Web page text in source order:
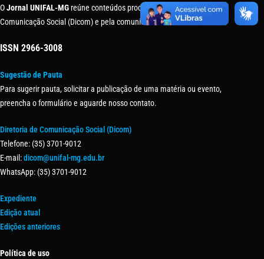
OJornal UNIFAL-MG reúne conteúdos produzidos pela Diretoria de
Comunicação Social (Dicom) e pela comunidade universitária.
ISSN 2966-3008
Sugestão de Pauta
Para sugerir pauta, solicitar a publicação de uma matéria ou evento,
preencha o formulário e aguarde nosso contato.
Diretoria de Comunicação Social (Dicom)
Telefone: (35) 3701-9012
E-mail:dicom@unifal-mg.edu.br
WhatsApp: (35) 3701-9012
Expediente
Edição atual
Edições anteriores
Política de uso